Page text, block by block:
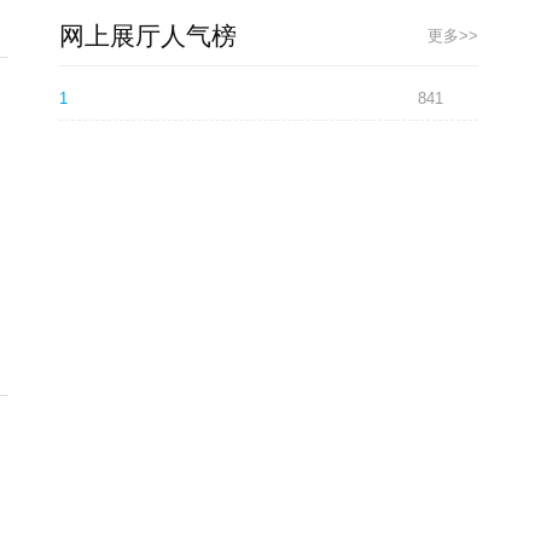
网上展厅人气榜 更多>>
1 841